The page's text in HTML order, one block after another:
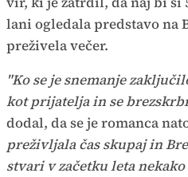
lani ogledala predstavo na
preživela večer.
"Ko se je snemanje
kot prijatelja in se
dodal, da se je romanca
preživljala čas skupaj in
stvari v začetku leta